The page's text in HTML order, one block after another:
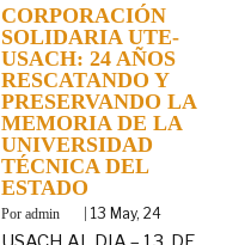
CORPORACIÓN
SOLIDARIA UTE-
USACH: 24 AÑOS
RESCATANDO Y
PRESERVANDO LA
MEMORIA DE LA
UNIVERSIDAD
TÉCNICA DEL
ESTADO
By admin 13 May, 24